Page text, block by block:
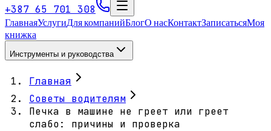
+387 65 701 308
ГлавнаяУслугиДля компанийБлогО насКонтактЗаписатьсяМоя
книжка
Инструменты и руководства
Главная
Советы водителям
Печка в машине не греет или греет
слабо: причины и проверка